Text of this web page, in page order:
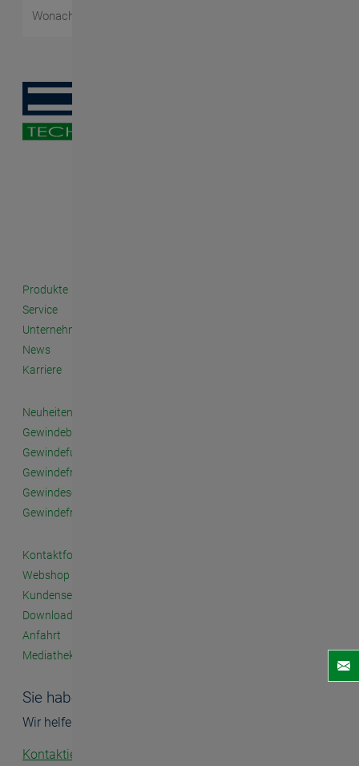
Produkte
Service
Unternehmen
News
Karriere
Neuheiten
Gewindebohrer
Gewindefurcher
Gewindefräser
Gewindeschneidfutter
Gewindefrässysteme
Kontaktformular
Webshop
Kundenseminare
Downloads
Anfahrt
Mediathek
Sie haben Fragen?
Wir helfen Ihnen gerne.
Kontaktieren Sie uns!